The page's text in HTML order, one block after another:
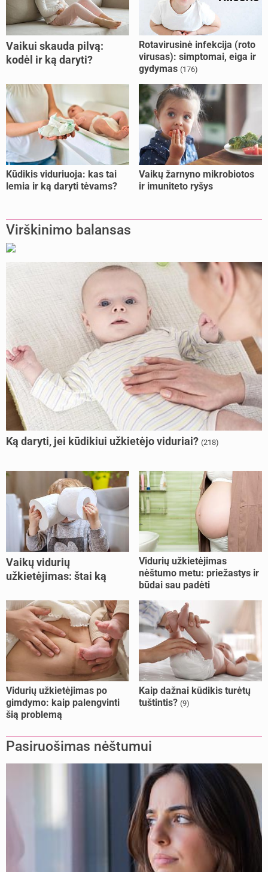
Vaikui skauda pilvą:
kodėl ir ką daryti?
Rotavirusinė infekcija (roto
virusas): simptomai, eiga ir
gydymas (176)
Kūdikis viduriuoja: kas tai
lemia ir ką daryti tėvams?
Vaikų žarnyno mikrobiotos
ir imuniteto ryšys
Virškinimo balansas
Ką daryti, jei kūdikiui užkietėjo viduriai? (218)
Vaikų vidurių
užkietėjimas: štai ką
Vidurių užkietėjimas
nėštumo metu: priežastys ir
būdai sau padėti
Vidurių užkietėjimas po
gimdymo: kaip palengvinti
šią problemą
Kaip dažnai kūdikis turėtų
tuštintis? (9)
Pasiruošimas nėštumui